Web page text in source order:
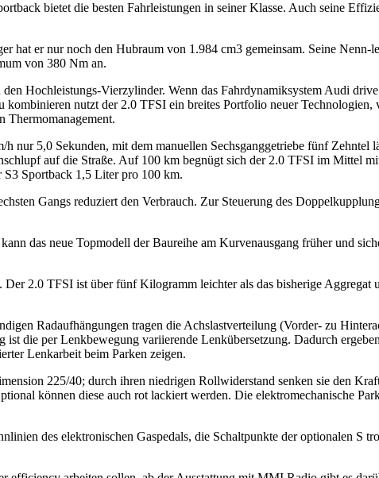
bietet die besten Fahrleistungen in seiner Klasse. Auch seine
er nur noch den Hubraum von 1.984 cm3 gemeinsam. Seine Nenn-
von 380 Nm an.
Hochleistungs-Vierzylinder. Wenn das Fahrdynamiksystem Audi
nutzt der 2.0 TFSI ein breites Portfolio neuer Technologien,
Thermomanagement.
nur 5,0 Sekunden, mit dem manuellen Sechsganggetriebe fünf Zehntel
auf die Straße. Auf 100 km begnügt sich der 2.0 TFSI im Mittel
S3 Sportback 1,5 Liter pro 100 km.
Gangs reduziert den Verbrauch. Zur Steuerung des
das neue Topmodell der Baureihe am Kurvenausgang früher und
2.0 TFSI ist über fünf Kilogramm leichter als das bisherige Aggregat
Radaufhängungen tragen die Achslastverteilung (Vorder- zu
die per Lenkbewegung variierende Lenkübersetzung. Dadurch
Lenkarbeit beim Parken zeigen.
225/40; durch ihren niedrigen Rollwiderstand senken sie den
können diese auch rot lackiert werden. Die elektromechanische
des elektronischen Gaspedals, die Schaltpunkte der optionalen S